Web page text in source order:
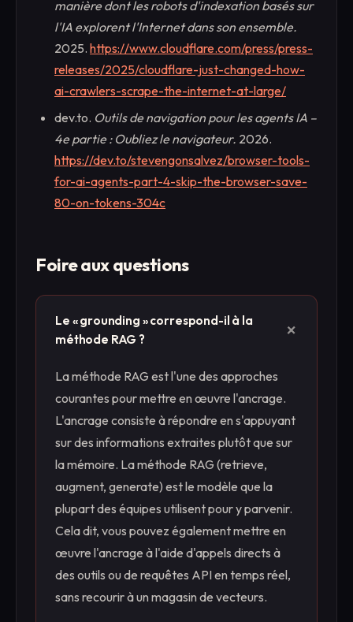
manière dont les robots d'indexation basés sur
l'IA explorent l'Internet dans son ensemble.
2025. https://www.cloudflare.com/press/press-
releases/2025/cloudflare-just-changed-how-
ai-crawlers-scrape-the-internet-at-large/
dev.to. Outils de navigation pour les agents IA –
4e partie : Oubliez le navigateur. 2026.
https://dev.to/stevengonsalvez/browser-tools-
for-ai-agents-part-4-skip-the-browser-save-
80-on-tokens-304c
Foire aux questions
Le « grounding » correspond-il à la
méthode RAG ?
+
La méthode RAG est l'une des approches
courantes pour mettre en œuvre l'ancrage.
L'ancrage consiste à répondre en s'appuyant
sur des informations extraites plutôt que sur
la mémoire. La méthode RAG (retrieve,
augment, generate) est le modèle que la
plupart des équipes utilisent pour y parvenir.
Cela dit, vous pouvez également mettre en
œuvre l'ancrage à l'aide d'appels directs à
des outils ou de requêtes API en temps réel,
sans recourir à un magasin de vecteurs.